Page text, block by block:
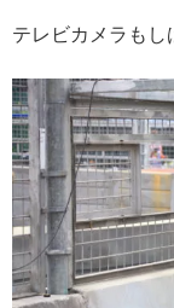
テレビカメラもし